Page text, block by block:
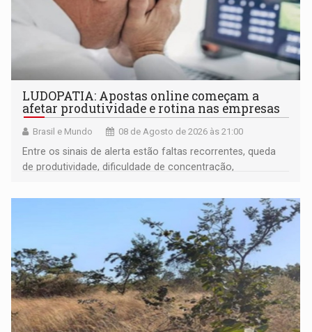
LUDOPATIA: Apostas online começam a
afetar produtividade e rotina nas empresas
Brasil e Mundo 08 de Agosto de 2026 às 21:00
Entre os sinais de alerta estão faltas recorrentes, queda
de produtividade, dificuldade de concentração,